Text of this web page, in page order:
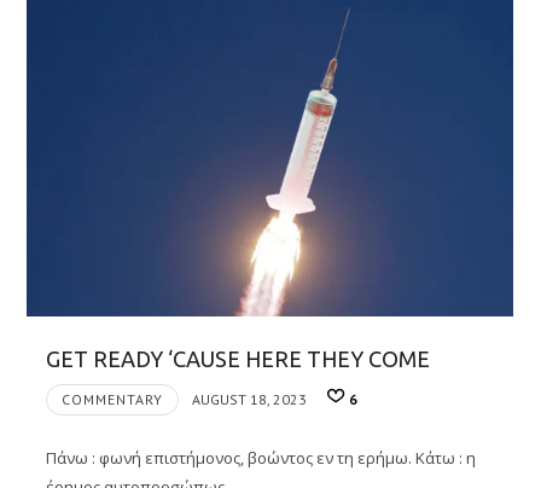
GET READY ‘CAUSE HERE THEY COME
COMMENTARY AUGUST 18, 2023 6
Πάνω : φωνή επιστήμονος, βοώντος εν τη ερήμω. Κάτω : η